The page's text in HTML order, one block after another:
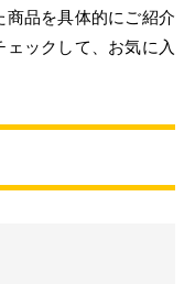
商品を具体的にご紹介
ックして、お気に入